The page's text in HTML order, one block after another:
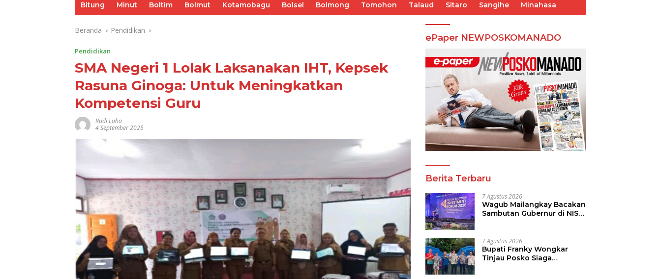
e
Bitung Minut Boltim Bolmut Kotamobagu Bolsel Bolmong Tomohon Talaud Sitaro Sangihe Minahasa
Beranda Pendidikan
Pendidikan
SMA Negeri 1 Lolak Laksanakan IHT, Kepsek
Rasuna Ginoga: Untuk Meningkatkan
Kompetensi Guru
Rudi Loho
4 September 2025
ePaper NEWPOSKOMANADO
Berita Terbaru
7 Agustus 2026
Wagub Mailangkay Bacakan
Sambutan Gubernur di NISF
Hilirisasi Kelapa ke Investor
7 Agustus 2026
Bupati Franky Wongkar
Tinjau Posko Siaga